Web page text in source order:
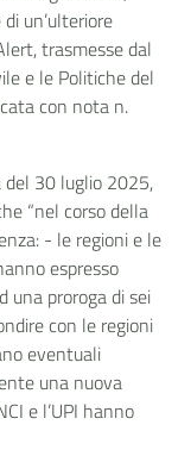
un’ulteriore
trasmesse dal
e le Politiche del
con nota n.
del 30 luglio 2025,
“nel corso della
- le regioni e le
espresso
una proroga di sei
con le regioni
eventuali
una nuova
e l’UPI hanno